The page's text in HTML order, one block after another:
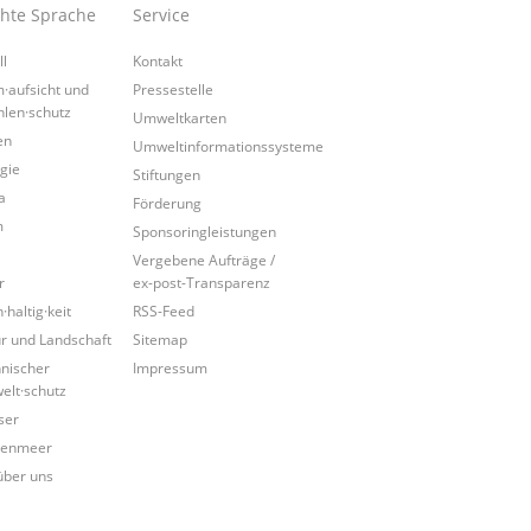
Sprache
und
und Landschaft
uns
Service
Kontakt
Pressestelle
Umweltkarten
Umweltinformationssysteme
Stiftungen
Förderung
Sponsoringleistungen
Vergebene Aufträge /
ex-post-Transparenz
RSS-Feed
Sitemap
Impressum